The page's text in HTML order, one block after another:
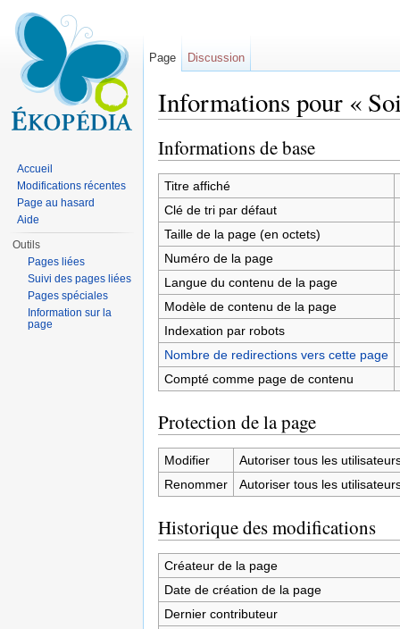
Informations pour «
Informations de base
Titre affiché
Clé de tri par défaut
Taille de la page (en octets)
Numéro de la page
Langue du contenu de la page
Modèle de contenu de la page
Indexation par robots
Nombre de redirections vers cette page
Compté comme page de contenu
Protection de la page
Modifier
Autoriser tous les
Renommer
Autoriser tous les
Historique des modifications
Créateur de la page
Date de création de la page
Dernier contributeur
Page Discussion
Accueil
Modifications récentes
Page au hasard
Aide
Outils
Pages liées
Suivi des pages liées
Pages spéciales
Information sur la
page